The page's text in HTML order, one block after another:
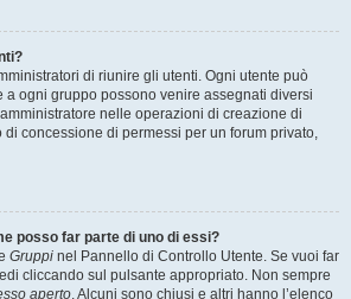
di riunire gli utenti. Ogni utente può
a ogni gruppo possono venire assegnati diversi
nelle operazioni di creazione di
di concessione di permessi per un forum privato,
posso far parte di uno di essi?
Gruppi nel Pannello di Controllo Utente. Se vuoi far
cliccando sul pulsante appropriato. Non sempre
aperto. Alcuni sono chiusi e altri hanno l’elenco